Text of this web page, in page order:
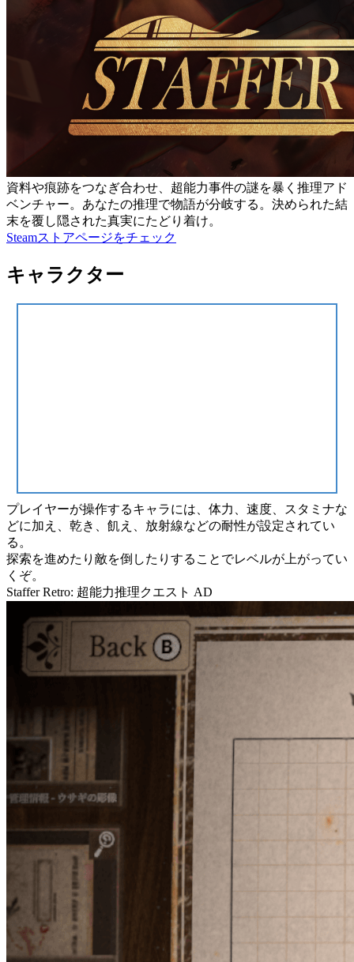
資料や痕跡をつなぎ合わせ、超能力事件の謎を暴く推理アド
ベンチャー。あなたの推理で物語が分岐する。決められた結
末を覆し隠された真実にたどり着け。
Steamストアページをチェック
キャラクター
プレイヤーが操作するキャラには、 体力、速度、スタミナな
どに加え、 乾き、飢え、放射線などの耐性が設定されてい
る。
探索を進めたり 敵を倒したりすることでレベルが上がってい
くぞ。
Staffer Retro: 超能力推理クエスト AD